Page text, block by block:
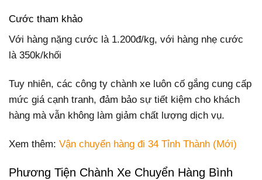
Cước tham khảo
Với hàng nặng cước là 1.200đ/kg, với hàng nhẹ cước
là 350k/khối
Tuy nhiên, các công ty chành xe luôn cố gắng cung cấp
mức giá cạnh tranh, đảm bảo sự tiết kiệm cho khách
hàng mà vẫn không làm giảm chất lượng dịch vụ.
Xem thêm: Vận chuyển hàng đi 34 Tỉnh Thành (Mới)
Phương Tiện Chành Xe Chuyển Hàng Bình